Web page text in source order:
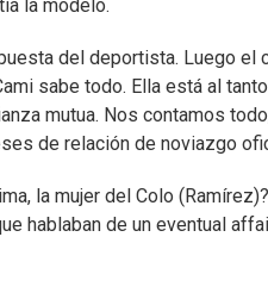
la modelo.
del deportista. Luego el
sabe todo. Ella está al
mutua. Nos contamos
de relación de noviazgo
la mujer del Colo
hablaban de un eventual